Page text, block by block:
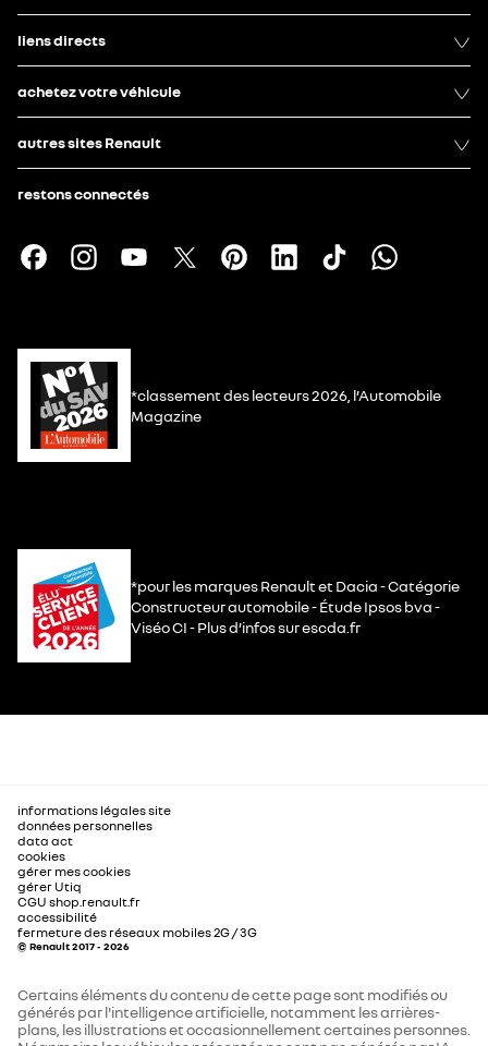
liens directs
achetez votre véhicule
autres sites Renault
restons connectés
*classement des lecteurs 2026, l’Automobile
Magazine
*pour les marques Renault et Dacia - Catégorie
Constructeur automobile - Étude Ipsos bva -
Viséo CI - Plus d’infos sur escda.fr
informations légales site
données personnelles
data act
cookies
gérer mes cookies
gérer Utiq
CGU shop.renault.fr
accessibilité
fermeture des réseaux mobiles 2G / 3G
© Renault 2017 - 2026
Certains éléments du contenu de cette page sont modifiés ou
générés par l'intelligence artificielle, notamment les arrières-
plans, les illustrations et occasionnellement certaines personnes.